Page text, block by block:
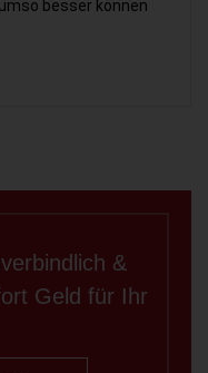
besser können
&
Geld für Ihr